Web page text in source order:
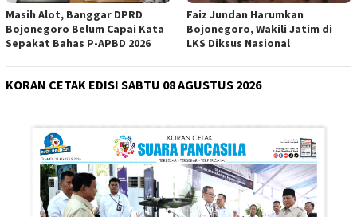
Masih Alot, Banggar DPRD
Bojonegoro Belum Capai Kata
Sepakat Bahas P-APBD 2026
Faiz Jundan Harumkan
Bojonegoro, Wakili Jatim di
LKS Diksus Nasional
KORAN CETAK EDISI SABTU 08 AGUSTUS 2026